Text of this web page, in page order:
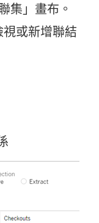
新
視
集」畫布。
或新增聯結